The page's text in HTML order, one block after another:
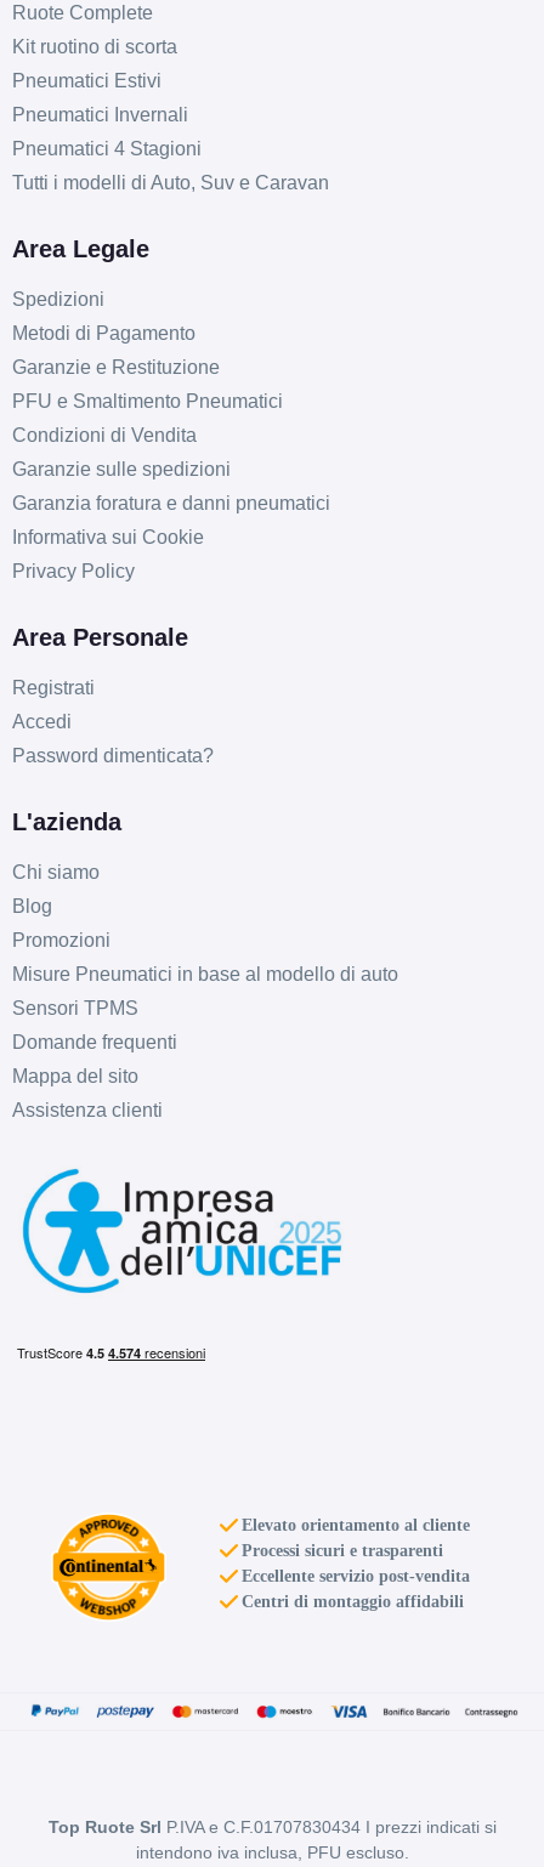
Ruote Complete
Kit ruotino di scorta
Pneumatici Estivi
Pneumatici Invernali
Pneumatici 4 Stagioni
Tutti i modelli di Auto, Suv e Caravan
Area Legale
Spedizioni
Metodi di Pagamento
Garanzie e Restituzione
PFU e Smaltimento Pneumatici
Condizioni di Vendita
Garanzie sulle spedizioni
Garanzia foratura e danni pneumatici
Informativa sui Cookie
Privacy Policy
Area Personale
Registrati
Accedi
Password dimenticata?
L'azienda
Chi siamo
Blog
Promozioni
Misure Pneumatici in base al modello di auto
Sensori TPMS
Domande frequenti
Mappa del sito
Assistenza clienti
Elevato orientamento al cliente
Processi sicuri e trasparenti
Eccellente servizio post-vendita
Centri di montaggio affidabili
Top Ruote Srl P.IVA e C.F.01707830434 I prezzi indicati si
intendono iva inclusa, PFU escluso.